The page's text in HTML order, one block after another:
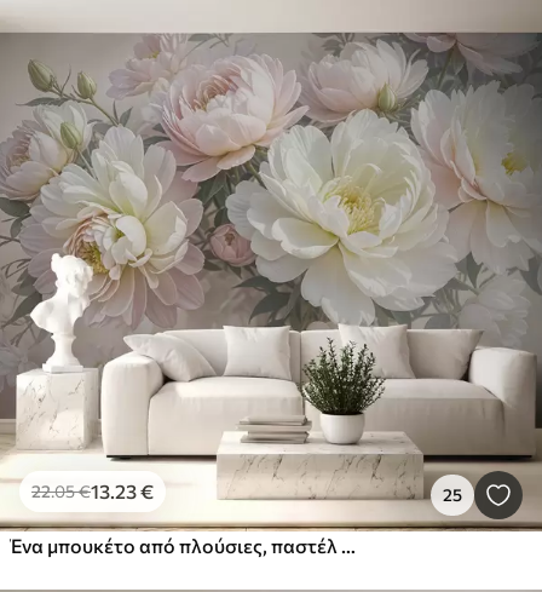
22.05€13.23€ 25
Ένα μπουκέτο από πλούσιες, παστέλ χρώματος παιώνιες και άλλα λουλούδια σε ένα απαλό, θολό φόντο